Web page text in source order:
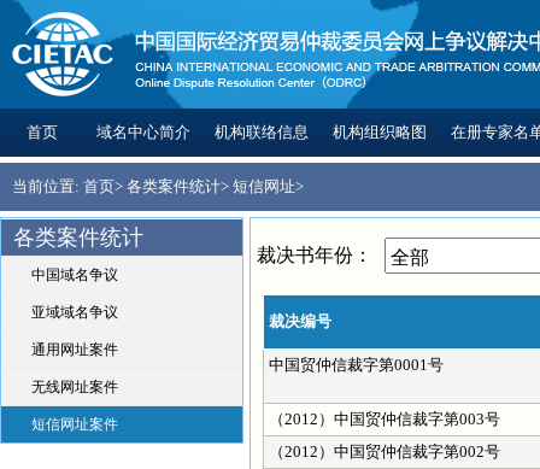
首页 域名中心简介 机构联络信息 机构组织略图 在册专家名
当前位置: 首页> 各类案件统计> 短信网址>
各类案件统计
中国域名争议
亚域域名争议
通用网址案件
无线网址案件
短信网址案件
裁决书年份：
裁决编号
中国贸仲信裁字第0001号
（2012）中国贸仲信裁字第003号
（2012）中国贸仲信裁字第002号